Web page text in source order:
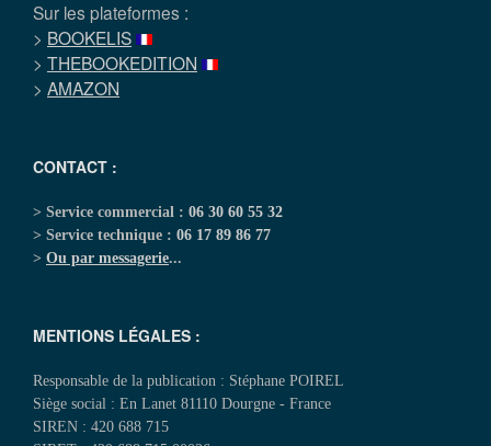
Sur les plateformes :
> BOOKELIS
> THEBOOKEDITION
> AMAZON
CONTACT :
> Service commercial : 06 30 60 55 32
> Service technique : 06 17 89 86 77
> Ou par messagerie...
MENTIONS LÉGALES :
Responsable de la publication : Stéphane POIREL
Siège social : En Lanet 81110 Dourgne - France
SIREN : 420 688 715